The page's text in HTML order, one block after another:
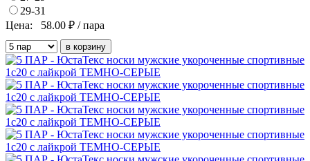
29-31
Цена:
58.00 ₽ / пара